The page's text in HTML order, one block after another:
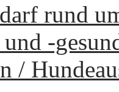
rund
-
/